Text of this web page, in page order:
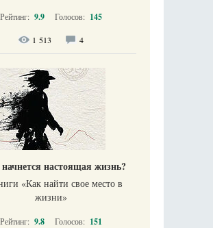
Рейтинг: 9.9 Голосов: 145
1 513 4
начнется настоящая жизнь?
«Как найти свое место в
жизни​»
Рейтинг: 9.8 Голосов: 151